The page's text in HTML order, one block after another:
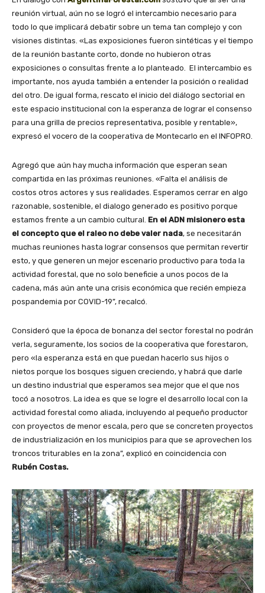
reunión virtual, aún no se logró el intercambio necesario para
todo lo que implicará debatir sobre un tema tan complejo y con
visiones distintas. «Las exposiciones fueron sintéticas y el tiempo
de la reunión bastante corto, donde no hubieron otras
exposiciones o consultas frente a lo planteado. El intercambio es
importante, nos ayuda también a entender la posición o realidad
del otro. De igual forma, rescato el inicio del diálogo sectorial en
este espacio institucional con la esperanza de lograr el consenso
para una grilla de precios representativa, posible y rentable»,
expresó el vocero de la cooperativa de Montecarlo en el INFOPRO.
Agregó que aún hay mucha información que esperan sean
compartida en las próximas reuniones. «Falta el análisis de
costos otros actores y sus realidades. Esperamos cerrar en algo
razonable, sostenible, el dialogo generado es positivo porque
estamos frente a un cambio cultural. En el ADN misionero esta
el concepto que el raleo no debe valer nada, se necesitarán
muchas reuniones hasta lograr consensos que permitan revertir
esto, y que generen un mejor escenario productivo para toda la
actividad forestal, que no solo beneficie a unos pocos de la
cadena, más aún ante una crisis económica que recién empieza
pospandemia por COVID-19”, recalcó.
Consideró que la época de bonanza del sector forestal no podrán
verla, seguramente, los socios de la cooperativa que forestaron,
pero «la esperanza está en que puedan hacerlo sus hijos o
nietos porque los bosques siguen creciendo, y habrá que darle
un destino industrial que esperamos sea mejor que el que nos
tocó a nosotros. La idea es que se logre el desarrollo local con la
actividad forestal como aliada, incluyendo al pequeño productor
con proyectos de menor escala, pero que se concreten proyectos
de industrialización en los municipios para que se aprovechen los
troncos triturables en la zona”, explicó en coincidencia con
Rubén Costas.